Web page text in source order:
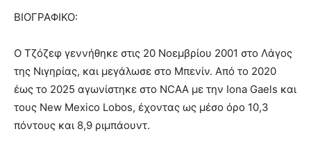
ΒΙΟΓΡΑΦΙΚΟ:
Ο Τζόζεφ γεννήθηκε στις 20 Νοεμβρίου 2001 στο Λάγος
της Νιγηρίας, και μεγάλωσε στο Μπενίν. Από το 2020
έως το 2025 αγωνίστηκε στο NCAA με την Iona Gaels και
τους New Mexico Lobos, έχοντας ως μέσο όρο 10,3
πόντους και 8,9 ριμπάουντ.